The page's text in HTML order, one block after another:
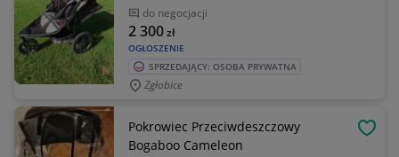
do negocjacji
OGŁOSZENIE
2 300zł
SPRZEDAJĄCY: OSOBA PRYWATNA
Zgłobice
Pokrowiec Przeciwdeszczowy
Bogaboo Cameleon